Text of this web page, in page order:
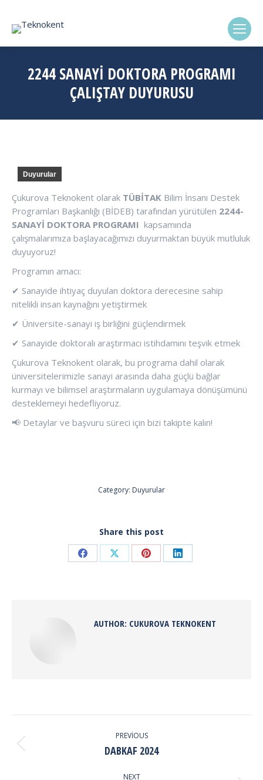
2244 SANAYI DOKTORA PROGRAMI
ÇALIŞTAY DUYURUSU
Duyurular
Çukurova Teknokent olarak TÜBİTAK Bilim İnsanı Destek
Programları Başkanlığı (BİDEB) tarafından yürütülen 2244-
SANAYİ DOKTORA PROGRAMI kapsamında
çalışmalarımıza başlayacağımızı duyurmaktan büyük mutluluk
duyuyoruz!
Programın amacı:
✔ Sanayide ihtiyaç duyulan doktora derecesine sahip
nitelikli insan kaynağını yetiştirmek
✔ Üniversite-sanayi iş birliğini güçlendirmek
✔ Sanayide doktoralı araştırmacı istihdamını teşvik etmek
Çukurova Teknokent olarak, bu programa dahil olarak
üniversitelerimizle sanayi arasında daha güçlü bağlar
kurmayı ve bilimsel araştırmaların uygulamaya dönüşümünü
desteklemeyi hedefliyoruz.
📢 Detaylar ve başvuru süreci için bizi takipte kalın!
Category: Duyurular
Share this post
Share Share Share Share
AUTHOR: CUKUROVA TEKNOKENT
NAVIGATION
PREVIOUS
Previous
DABKAF 2024
NEXT